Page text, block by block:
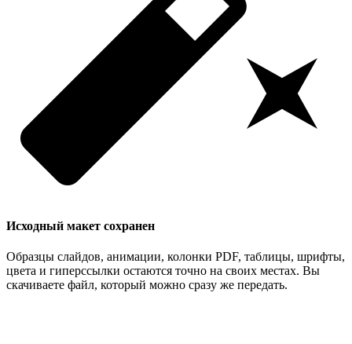
Исходный макет сохранен
Образцы слайдов, анимации, колонки PDF, таблицы, шрифты,
цвета и гиперссылки остаются точно на своих местах. Вы
скачиваете файл, который можно сразу же передать.